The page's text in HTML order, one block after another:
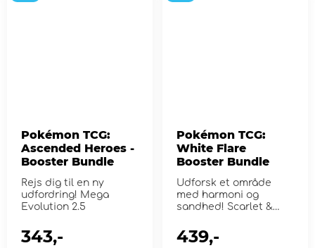
Pokémon TCG:
Ascended Heroes -
Booster Bundle
Rejs dig til en ny
udfordring! Mega
Evolution 2.5
343,-
Pokémon TCG:
White Flare
Booster Bundle
Udforsk et område
med harmoni og
sandhed! Scarlet &
439,-